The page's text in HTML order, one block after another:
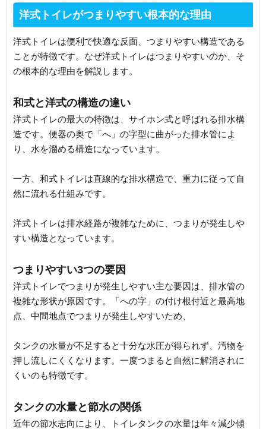
洋式トイレがつまりやすい根本的な理由
洋式トイレは便利で快適な反面、つまりやすい構造である
ことが特徴です。なぜ洋式トイレはつまりやすいのか、そ
の根本的な理由を解説します。
和式と洋式の構造の違い
洋式トイレの最大の特徴は、サイホン式と呼ばれる排水構
造です。便器の奥で「へ」の字型に曲がった排水管によ
り、水を溜める構造になっています。
一方、和式トイレは直線的な排水構造で、重力に従って自
然に流れる仕組みです。
洋式トイレは排水経路が複雑なために、つまりが発生しや
すい構造となっています。
つまりやすい3つの要因
洋式トイレでつまりが発生しやすい主な要因は、排水管の
複雑な形状が原因です。「への字」の付け根付近と最高地
点、中間地点でつまりが発生しやすいため、
タンクの水量が不足すると十分な水圧が得られず、汚物を
押し流しにくくなります。一度つまると自然に解消されに
くいのも特徴です。
タンクの水量と節水の関係
近年の節水志向により、トイレタンクの水量は年々減少傾